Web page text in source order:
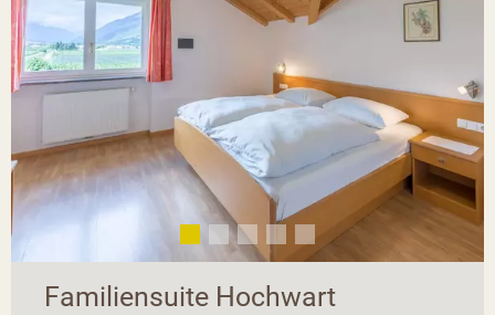
Familiensuite Hochwart